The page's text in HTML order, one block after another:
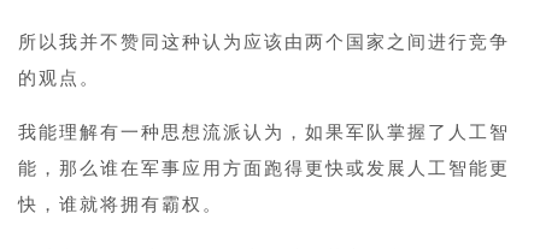
所以我并不赞同这种认为应该由两个国家之间进行竞争
的观点。
我能理解有一种思想流派认为，如果军队掌握了人工智
能，那么谁在军事应用方面跑得更快或发展人工智能更
快，谁就将拥有霸权。